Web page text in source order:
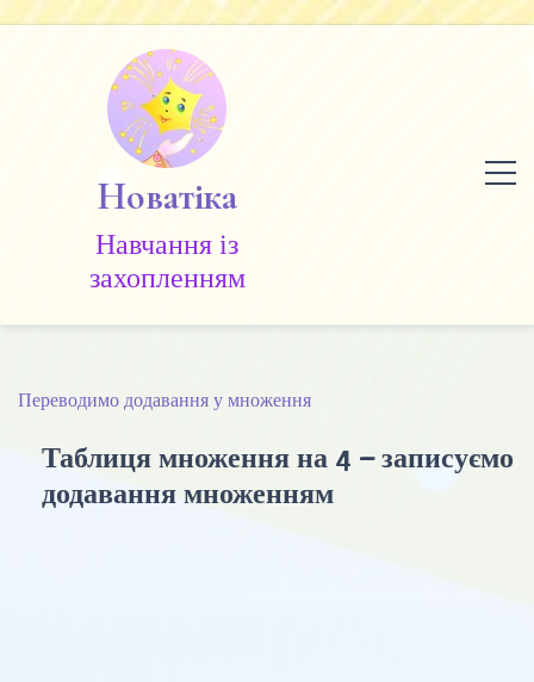
Новатіка
Навчання із
захопленням
Переводимо додавання у множення
Таблиця множення на 4 – записуємо
додавання множенням